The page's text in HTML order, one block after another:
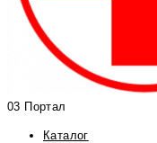
03 Портал
Каталог